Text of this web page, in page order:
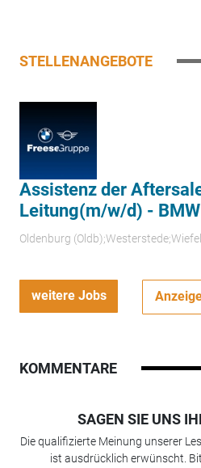
STELLENANGEBOTE
Assistenz der
Leitung(m/w/d) -
Oldenburg
weitere Jobs
KOMMENTARE
SAGEN SIE UNS
Die qualifizierte Meinung unserer
ist ausdrücklich erwünscht.